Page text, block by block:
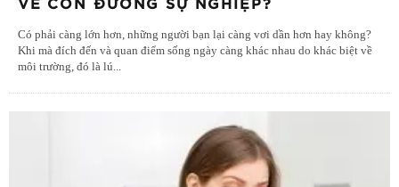
VỀ CON ĐƯỜNG SỰ NGHIỆP?
Có phải càng lớn hơn, những người bạn lại càng vơi dần hơn hay không?
Khi mà đích đến và quan điểm sống ngày càng khác nhau do khác biệt về
môi trường, đó là lú...